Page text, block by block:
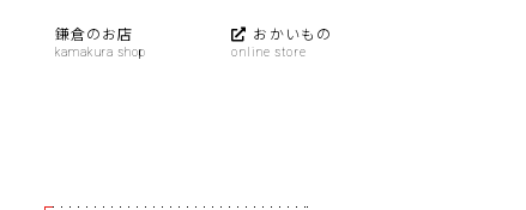
鎌倉のお店 おかいもの